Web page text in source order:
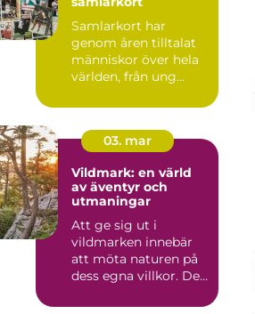
Samlarkort har
genom åren tilltalat
människor över hela
världen, från ung...
03. mar
Vildmark: en värld
av äventyr och
utmaningar
Att ge sig ut i
vildmarken innebär
att möta naturen på
dess egna villkor. Det